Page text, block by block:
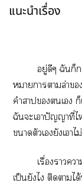
แนะนำเรื่อง
อยู่ดีๆ ฉันก็
หมายาาล่า
คำาเ
ฉันะเาปัญญาที่ไ
าตัวเยังเา
เรื่องา
เป็นยังไ ติดาไ